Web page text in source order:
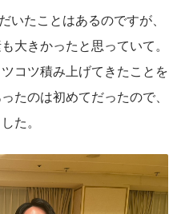
いたことはあるのですが、
大きかったと思っていて。
コツ積み上げてきたことを
たのは初めてだったので、
た。